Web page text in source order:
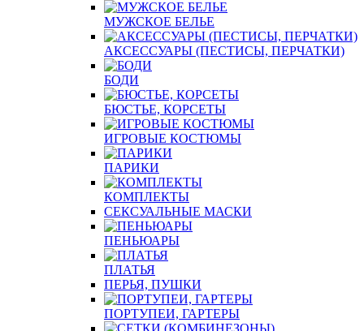
МУЖСКОЕ БЕЛЬЕ
АКСЕССУАРЫ (ПЕСТИСЫ, ПЕРЧАТКИ)
БОДИ
БЮСТЬЕ, КОРСЕТЫ
ИГРОВЫЕ КОСТЮМЫ
ПАРИКИ
КОМПЛЕКТЫ
СЕКСУАЛЬНЫЕ МАСКИ
ПЕНЬЮАРЫ
ПЛАТЬЯ
ПЕРЬЯ, ПУШКИ
ПОРТУПЕИ, ГАРТЕРЫ